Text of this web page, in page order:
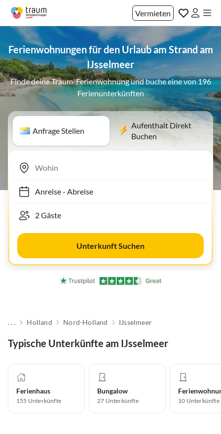
Vermieten
Ferienwohnungen für den Urlaub am Strand am
IJsselmeer
Finde deine Traum-Ferienwohnung und buche eine von 196
Ferienunterkünften
Anfrage Stellen
Aufenthalt Direkt
Buchen
Anreise- Abreise
Unterkunft Suchen
. . . Holland Nord-Holland IJsselmeer
Typische Unterkünfte am IJsselmeer
Ferienhaus
155 Unterkünfte
Bungalow
27 Unterkünfte 10 Unterkünfte